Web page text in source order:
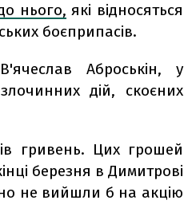
нього, які відносяться
боєприпасів.
Аброськін, у
дій, скоєних
гривень. Цих грошей
березня в Димитрові
не вийшли б на акцію